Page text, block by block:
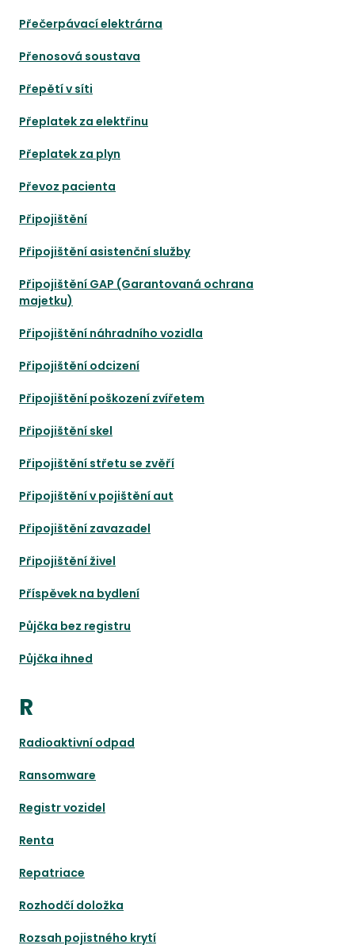
Přečerpávací elektrárna
Přenosová soustava
Přepětí v síti
Přeplatek za elektřinu
Přeplatek za plyn
Převoz pacienta
Připojištění
Připojištění asistenční služby
Připojištění GAP (Garantovaná ochrana
majetku)
Připojištění náhradního vozidla
Připojištění odcizení
Připojištění poškození zvířetem
Připojištění skel
Připojištění střetu se zvěří
Připojištění v pojištění aut
Připojištění zavazadel
Připojištění živel
Příspěvek na bydlení
Půjčka bez registru
Půjčka ihned
R
Radioaktivní odpad
Ransomware
Registr vozidel
Renta
Repatriace
Rozhodčí doložka
Rozsah pojistného krytí